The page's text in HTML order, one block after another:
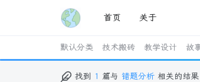
首页 关于
默认分类 技术搬砖 教学设计 故
找到 1 篇与 错题分析 相关的结果